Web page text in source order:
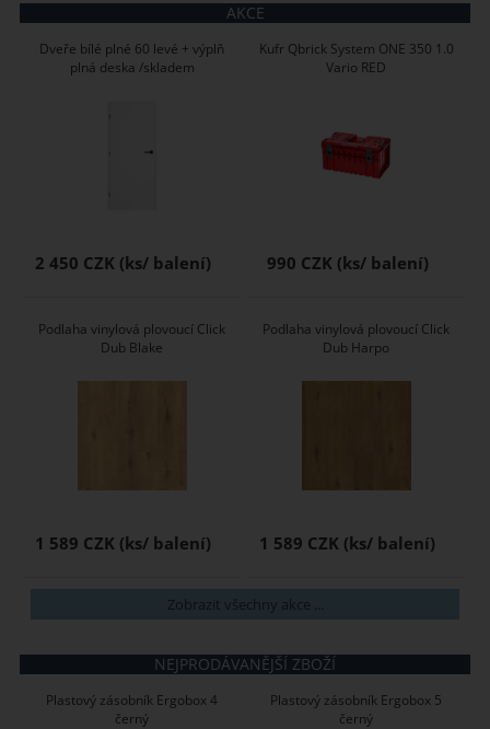
AKCE
Dveře bílé plné 60 levé + výplň
plná deska /skladem
2 450 CZK
Kufr Qbrick System ONE 350 1.0
Vario RED
990 CZK
Podlaha vinylová plovoucí Click
Dub Blake
1 589 CZK
Podlaha vinylová plovoucí Click
Dub Harpo
1 589 CZK
Zobrazit všechny akce ...
NEJPRODÁVANĚJŠÍ ZBOŽÍ
Plastový zásobník Ergobox 4
černý
Plastový zásobník Ergobox 5
černý